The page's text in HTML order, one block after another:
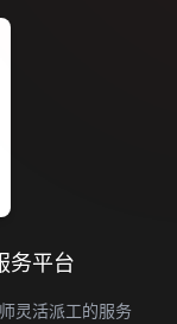
务平台
灵活派工的服务